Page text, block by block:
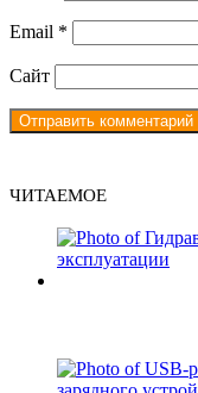
Email *
Сайт
ЧИТАЕМОЕ